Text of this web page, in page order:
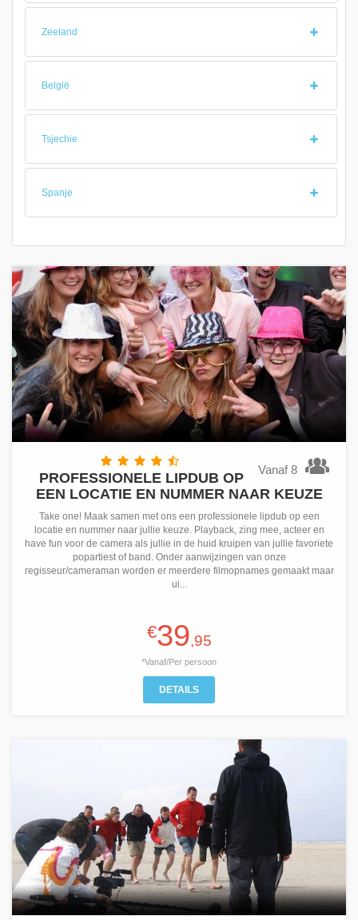
Zeeland
België
Tsjechie
Spanje
Vanaf 8
PROFESSIONELE LIPDUB OP
EEN LOCATIE EN NUMMER NAAR KEUZE
Take one! Maak samen met ons een professionele lipdub op een
locatie en nummer naar jullie keuze. Playback, zing mee, acteer en
have fun voor de camera als jullie in de huid kruipen van jullie favoriete
popartiest of band. Onder aanwijzingen van onze
regisseur/cameraman worden er meerdere filmopnames gemaakt maar
ui...
€39,95
*Vanaf/Per persoon
DETAILS